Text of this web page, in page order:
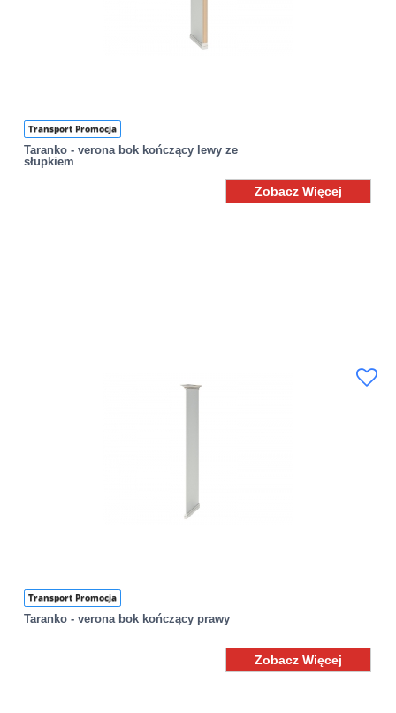
Transport Promocja
Taranko - verona bok kończący lewy ze
słupkiem
Zobacz Więcej
Transport Promocja
Taranko - verona bok kończący prawy
Zobacz Więcej